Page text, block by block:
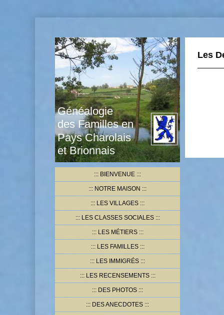
Généalogie
des Familles en
Pays Charolais
et Brionnais
BIENVENUE
NOTRE MAISON
LES VILLAGES
LES CLASSES SOCIALES
LES MÉTIERS
LES FAMILLES
LES IMMIGRÉS
LES RECENSEMENTS
DES PHOTOS
DES ANECDOTES
Les